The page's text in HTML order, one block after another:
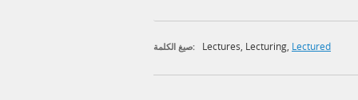
صيغ الكلمة: Lectures Lecturing Lectured